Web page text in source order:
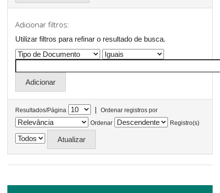
Adicionar filtros:
Utilizar filtros para refinar o resultado de busca.
Resultados/Página |
Ordenar registros por
Ordenar
Registro(s)